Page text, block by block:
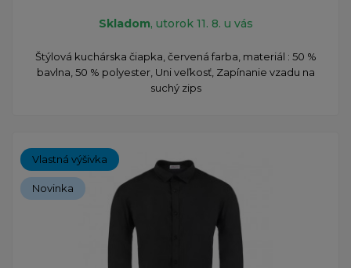
Skladom, utorok 11. 8. u vás
Štýlová kuchárska čiapka, červená farba, materiál : 50 %
bavlna, 50 % polyester, Uni veľkosť, Zapínanie vzadu na
suchý zips
Vlastná výšivka
Novinka